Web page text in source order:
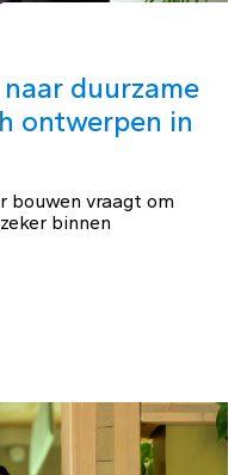
duurzame
ontwerpen in
bouwen vraagt om
binnen